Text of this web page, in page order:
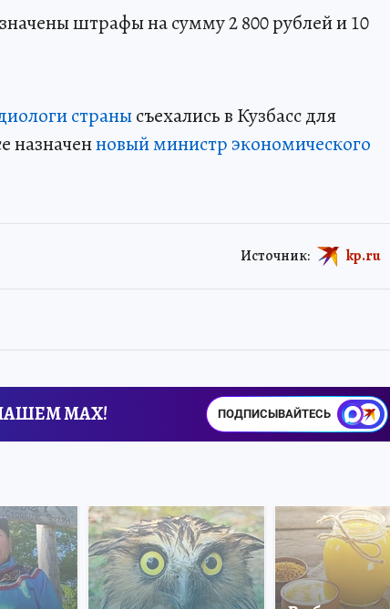
штрафы на сумму 2 800 рублей и 10
странысъехались в Кузбасс для
назначенновый министр экономического
Источник: kp.ru
MAX! ПОДПИСЫВАЙТЕСЬ